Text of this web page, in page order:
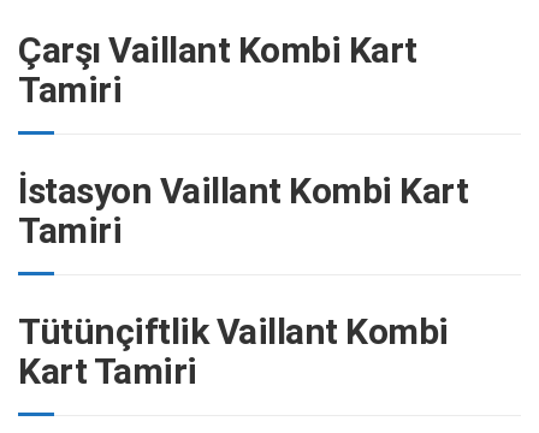
Çarşı Vaillant Kombi Kart
Tamiri
İstasyon Vaillant Kombi Kart
Tamiri
Tütünçiftlik Vaillant Kombi
Kart Tamiri